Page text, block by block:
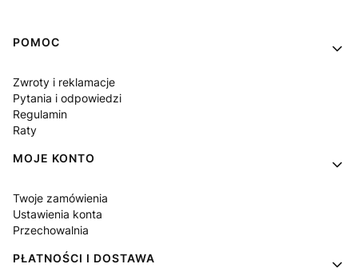
Linki w stopce
POMOC
Zwroty i reklamacje
Pytania i odpowiedzi
Regulamin
Raty
MOJE KONTO
Twoje zamówienia
Ustawienia konta
Przechowalnia
PŁATNOŚCI I DOSTAWA